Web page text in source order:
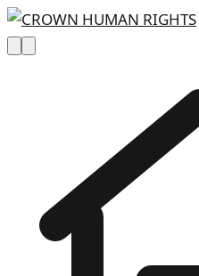
Skip to main content